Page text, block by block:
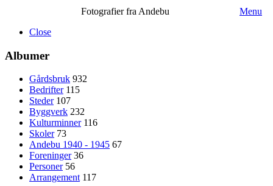
Fotografier fra Andebu
Menu
Close
Albumer
Gårdsbruk 932
Bedrifter 115
Steder 107
Byggverk 232
Kulturminner 116
Skoler 73
Andebu 1940 - 1945 67
Foreninger 36
Personer 56
Arrangement 117